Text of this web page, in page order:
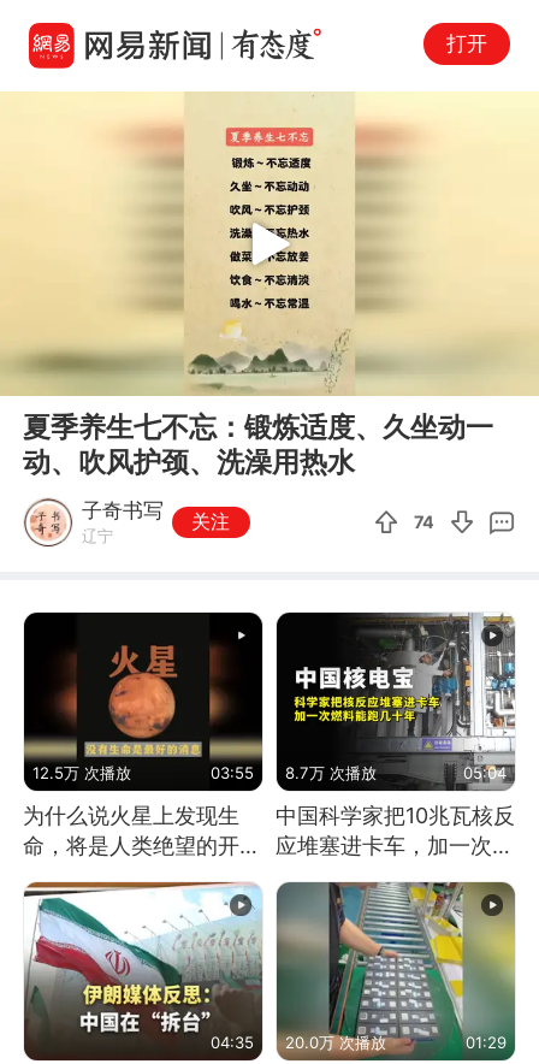
打开
00:00
Play
夏季养生七不忘：锻炼适度、久坐动一
动、吹风护颈、洗澡用热水
子奇书写
辽宁
关注 74
12.5万 次播放 03:55
为什么说火星上发现生
命，将是人类绝望的开
始？
8.7万 次播放 05:04
中国科学家把10兆瓦核反
应堆塞进卡车，加一次燃
料能跑几十年
04:35 20.0万 次播放 01:29